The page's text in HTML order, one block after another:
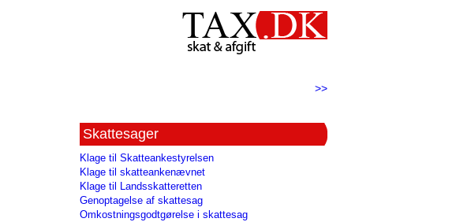
>>
Skattesager
Klage til Skatteankestyrelsen
Klage til skatteankenævnet
Klage til Landsskatteretten
Genoptagelse af skattesag
Omkostningsgodtgørelse i skattesag